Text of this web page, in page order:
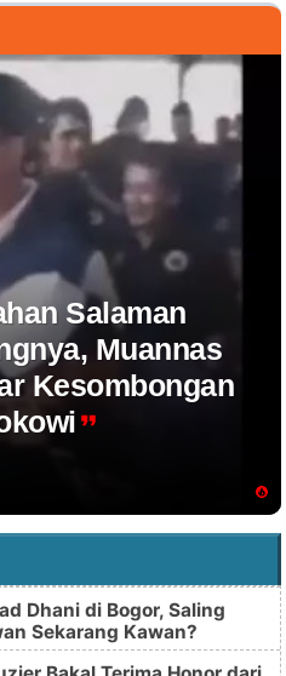
Salaman
Muannas
Kesombongan
Dhani di Bogor, Saling
Sekarang Kawan?